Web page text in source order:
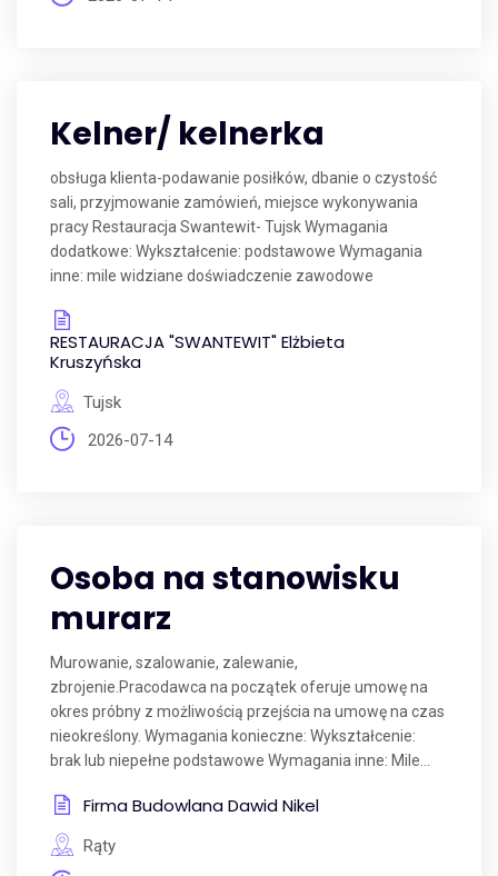
Kelner/ kelnerka
obsługa klienta-podawanie posiłków, dbanie o czystość
sali, przyjmowanie zamówień, miejsce wykonywania
pracy Restauracja Swantewit- Tujsk Wymagania
dodatkowe: Wykształcenie: podstawowe Wymagania
inne: mile widziane doświadczenie zawodowe
RESTAURACJA "SWANTEWIT" Elżbieta
Kruszyńska
Tujsk
2026-07-14
Osoba na stanowisku
murarz
Murowanie, szalowanie, zalewanie,
zbrojenie.Pracodawca na początek oferuje umowę na
okres próbny z możliwością przejścia na umowę na czas
nieokreślony. Wymagania konieczne: Wykształcenie:
brak lub niepełne podstawowe Wymagania inne: Mile...
Firma Budowlana Dawid Nikel
Rąty